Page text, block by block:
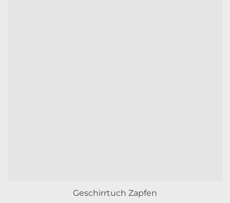
Geschirrtuch Zapfen